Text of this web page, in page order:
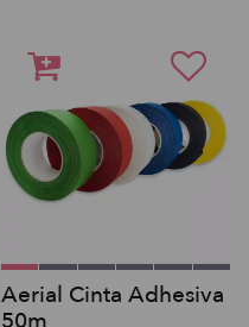
Aerial Cinta Adhesiva